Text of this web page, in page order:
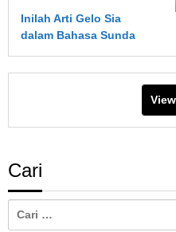
Inilah Arti Gelo Sia
dalam Bahasa Sunda
Cari